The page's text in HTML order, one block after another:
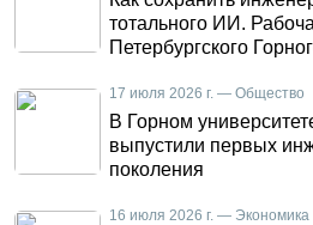
тотального ИИ.
Петербургского
17 июля 2026 г. — Общество
В Горном
выпустили первых
поколения
16 июля 2026 г. — Экономика